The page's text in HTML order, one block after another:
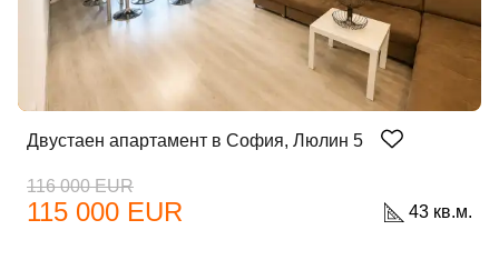
Двустаен апартамент в София, Люлин 5
116 000 EUR
115 000 EUR 43 кв.м.